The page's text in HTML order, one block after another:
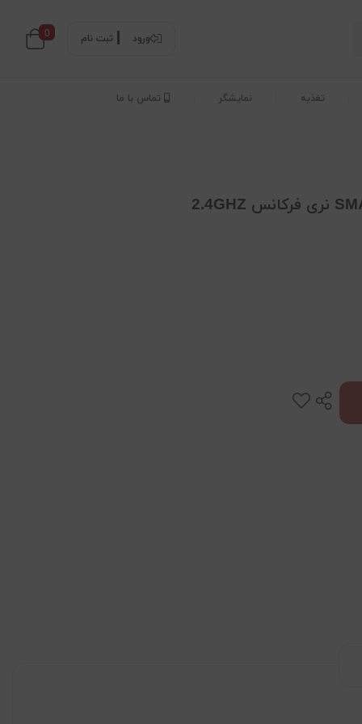
ورود ثبت نام 0
تغذیه نمایشگر تماس با ما